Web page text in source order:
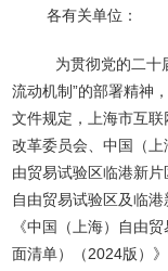
各有关单位：
为贯彻党的二十
流动机制”的部署精神
文件规定，上海市互
改革委员会、中国（
由贸易试验区临港新片
自由贸易试验区及临
《中国（上海）自由
面清单）（2024版）